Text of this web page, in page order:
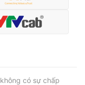
có sự chấp